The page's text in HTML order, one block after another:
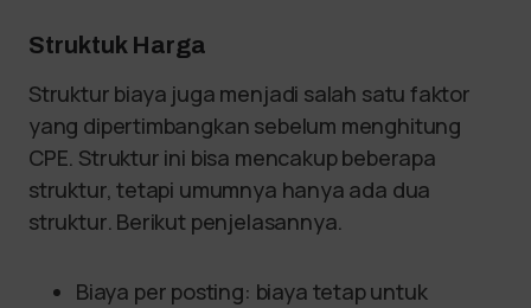
Struktuk Harga
Struktur biaya juga menjadi salah satu faktor
yang dipertimbangkan sebelum menghitung
CPE. Struktur ini bisa mencakup beberapa
struktur, tetapi umumnya hanya ada dua
struktur. Berikut penjelasannya.
Biaya per posting: biaya tetap untuk